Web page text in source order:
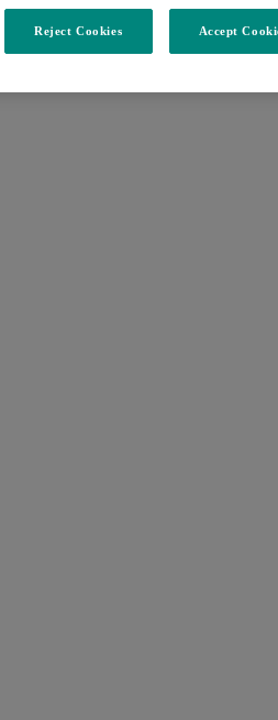
Reject Cookies Accept